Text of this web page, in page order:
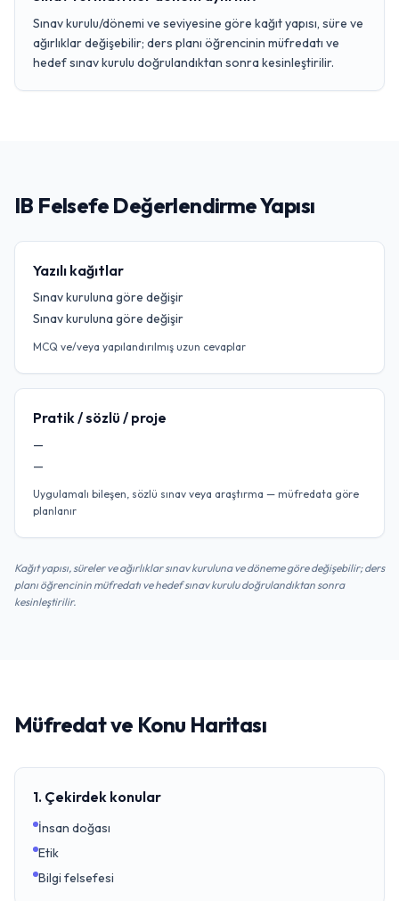
Sınav kurulu/dönemi ve seviyesine göre kağıt yapısı, süre ve
ağırlıklar değişebilir; ders planı öğrencinin müfredatı ve
hedef sınav kurulu doğrulandıktan sonra kesinleştirilir.
IB Felsefe Değerlendirme Yapısı
Yazılı kağıtlar
Sınav kuruluna göre değişir
Sınav kuruluna göre değişir
MCQ ve/veya yapılandırılmış uzun cevaplar
Pratik / sözlü / proje
—
—
Uygulamalı bileşen, sözlü sınav veya araştırma — müfredata göre
planlanır
Kağıt yapısı, süreler ve ağırlıklar sınav kuruluna ve döneme göre değişebilir; ders
planı öğrencinin müfredatı ve hedef sınav kurulu doğrulandıktan sonra
kesinleştirilir.
Müfredat ve Konu Haritası
1. Çekirdek konular
İnsan doğası
Etik
Bilgi felsefesi